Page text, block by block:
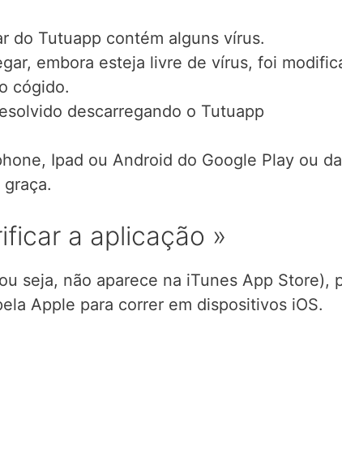
do Tutuapp contém alguns vírus.
embora esteja livre de vírus, foi
cógido.
descarregando o Tutuapp
Ipad ou Android do Google Play ou da
a aplicação »
seja, não aparece na iTunes App Store),
Apple para correr em dispositivos iOS.